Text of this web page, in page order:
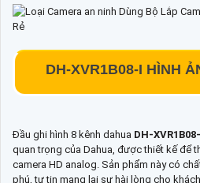
DH-XVR1B08-I HÌNH
Đầu ghi hình 8 kênh dahua DH-
quan trọng của Dahua, được thiết kế để
camera HD analog. Sản phẩm này có
phú, tự tin mang lại sự hài lòng cho khách